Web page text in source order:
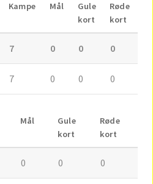
Kampe Mål
Gule
kort
Røde
kort
7 0 0 0
7 0 0 0
Mål
Gule
kort
Røde
kort
0 0 0